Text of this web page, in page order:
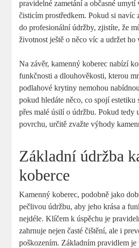
pravidelné zametání a občasné
čisticím prostředkem. Pokud si navíc
do profesionální údržby, zjistíte, že
životnost ještě o něco víc a udržet ho
Na závěr, kamenný koberec nabízí
funkčnosti a dlouhověkosti, kterou
podlahové krytiny nemohou
pokud hledáte něco, co spojí estetiku
přes malé úsilí o údržbu. Pokud tedy
povrchu, určitě zvažte výhody
Základní údržba
koberce
Kamenný koberec, podobně jako
pečlivou údržbu, aby jeho krása a
nejdéle. Klíčem k úspěchu je
zahrnuje nejen časté čištění, ale i
poškozením. Základním pravidlem